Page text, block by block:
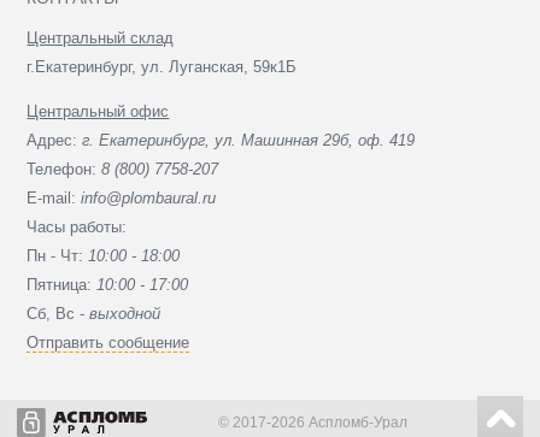
Центральный склад
г.Екатеринбург, ул. Луганская, 59к1Б
Центральный офис
Адрес:г. Екатеринбург, ул. Машинная 29б, оф. 419
Телефон:8 (800) 7758-207
E-mail:info@plombaural.ru
Часы работы:
Пн - Чт: 10:00 - 18:00
Пятница: 10:00 - 17:00
Сб, Вc -выходной
Отправить сообщение
© 2017-2026 Аспломб-Урал